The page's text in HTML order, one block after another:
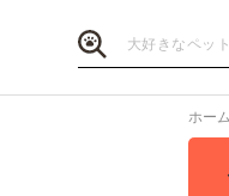
ホーム